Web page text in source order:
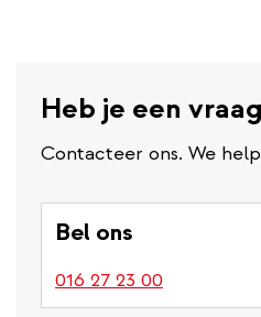
Heb je een
Contacteer ons. We
Bel ons
016 27 23 00